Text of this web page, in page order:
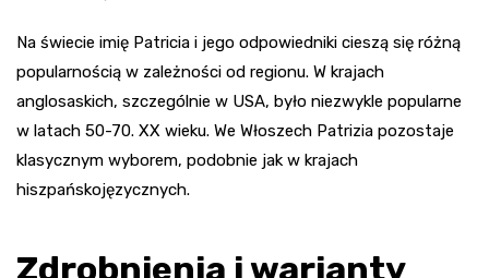
Na świecie imię Patricia i jego odpowiedniki cieszą się różną
popularnością w zależności od regionu. W krajach
anglosaskich, szczególnie w USA, było niezwykle popularne
w latach 50-70. XX wieku. We Włoszech Patrizia pozostaje
klasycznym wyborem, podobnie jak w krajach
hiszpańskojęzycznych.
Zdrobnienia i warianty